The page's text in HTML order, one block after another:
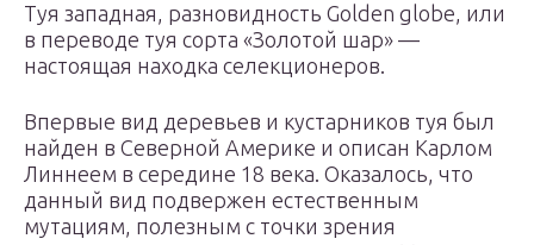
Туя западная, разновидность Golden globe, или
в переводе туя сорта «Золотой шар» —
настоящая находка селекционеров.
Впервые вид деревьев и кустарников туя был
найден в Северной Америке и описан Карлом
Линнеем в середине 18 века. Оказалось, что
данный вид подвержен естественным
мутациям, полезным с точки зрения